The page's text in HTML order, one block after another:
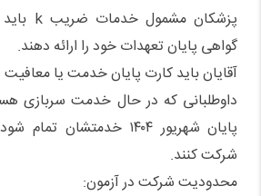
گواهی پایان تعهدات خود را ارائه دهند.
آقایان باید کارت پایان خدمت یا معافیت
داوطلبانی که در حال خدمت سربازی
پایان شهریور ۱۴۰۴
شرکت کنند.
محدودیت شرکت در آزمون: